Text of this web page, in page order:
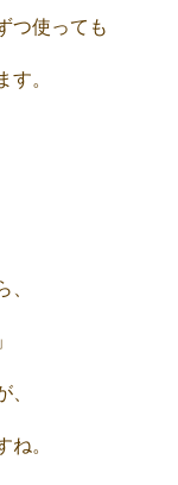
つ使っても
す。
、
ね。